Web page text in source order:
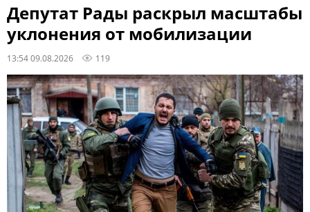
Депутат Рады раскрыл масштабы
уклонения от мобилизации
13:54 09.08.2026 119